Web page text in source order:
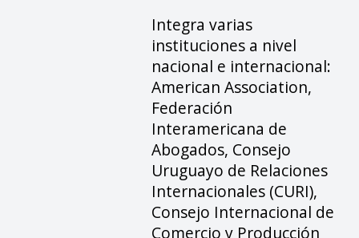
Integra varias
instituciones a nivel
nacional e internacional:
American Association,
Federación
Interamericana de
Abogados, Consejo
Uruguayo de Relaciones
Internacionales (CURI),
Consejo Internacional de
Comercio y Producción